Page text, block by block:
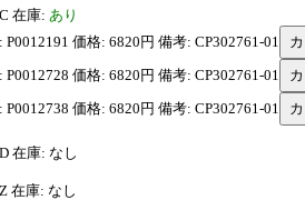
在庫: あり
P0012191 価格: 6820円 備考: CP302761-01
P0012728 価格: 6820円 備考: CP302761-01
P0012738 価格: 6820円 備考: CP302761-01
在庫: なし
在庫: なし